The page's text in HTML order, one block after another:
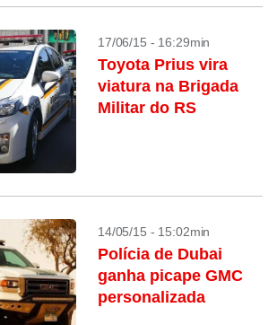
17/06/15 - 16:29min
Toyota Prius vira
viatura na Brigada
Militar do RS
14/05/15 - 15:02min
Polícia de Dubai
ganha picape GMC
personalizada